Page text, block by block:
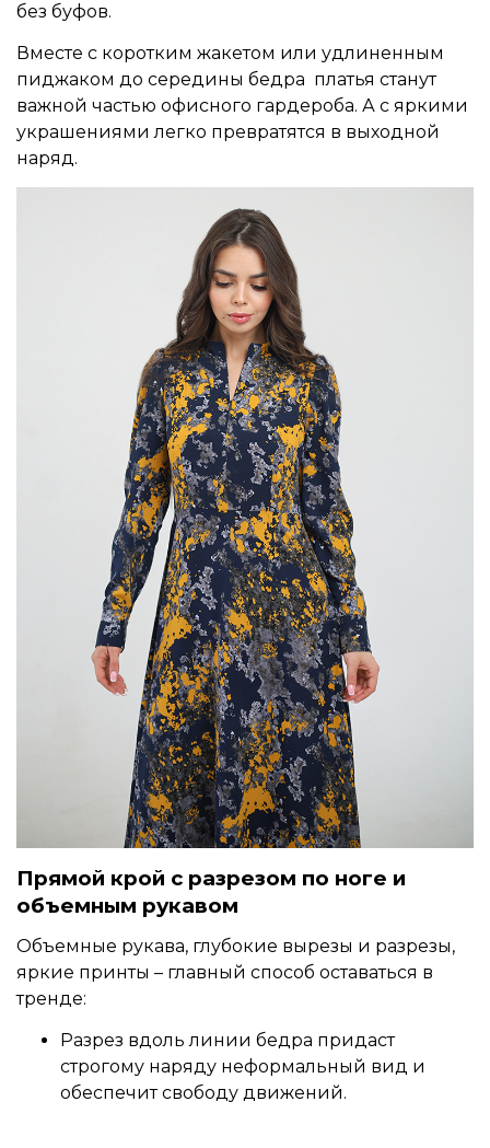
без буфов.
Вместе с коротким жакетом или удлиненным
пиджаком до середины бедра платья станут
важной частью офисного гардероба. А с яркими
украшениями легко превратятся в выходной
наряд.
Прямой крой с разрезом по ноге и
объемным рукавом
Объемные рукава, глубокие вырезы и разрезы,
яркие принты – главный способ оставаться в
тренде:
Разрез вдоль линии бедра придаст
строгому наряду неформальный вид и
обеспечит свободу движений.